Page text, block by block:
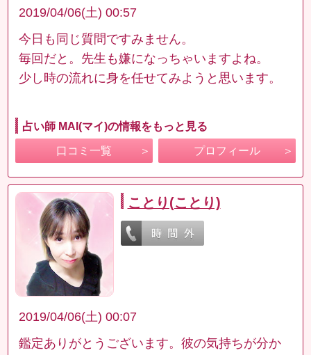
2019/04/06(土) 00:57
今日も同じ質問ですみません。
毎回だと。先生も嫌になっちゃいますよね。
少し時の流れに身を任せてみようと思います。
占い師 MAI(マイ)の情報をもっと見る
口コミ一覧 プロフィール
ことり(ことり)
2019/04/06(土) 00:07
鑑定ありがとうございます。彼の気持ちが分か